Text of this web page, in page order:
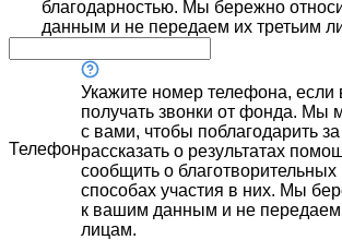
благодарностью. Мы бережно
данным и не передаем их третьим
Телефон
Укажите номер телефона, если
получать звонки от фонда. Мы
с вами, чтобы поблагодарить
рассказать о результатах
сообщить о
способах участия в них. Мы
к вашим данным и не передаем
лицам.